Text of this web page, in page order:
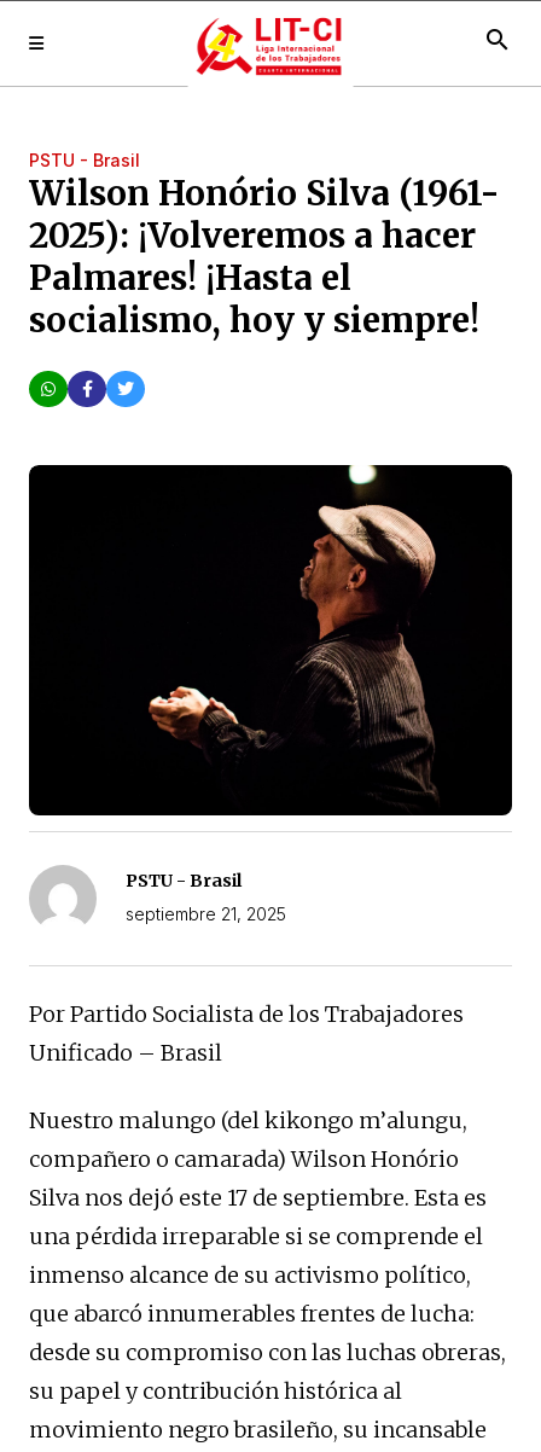
search
PSTU - Brasil
Wilson Honório Silva (1961-
2025): ¡Volveremos a hacer
Palmares! ¡Hasta el
socialismo, hoy y siempre!
PSTU - Brasil
septiembre 21, 2025
Por Partido Socialista de los Trabajadores
Unificado – Brasil
Nuestro malungo (del kikongo m’alungu,
compañero o camarada) Wilson Honório
Silva nos dejó este 17 de septiembre. Esta es
una pérdida irreparable si se comprende el
inmenso alcance de su activismo político,
que abarcó innumerables frentes de lucha:
desde su compromiso con las luchas obreras,
su papel y contribución histórica al
movimiento negro brasileño, su incansable